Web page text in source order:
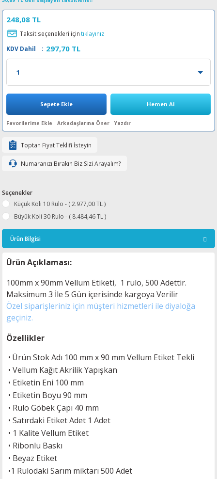
Ribon
CP
Pro
248,08 TL
Taksit seçenekleri içintıklayınız
KDV Dahil
: 297,70 TL
Sepete Ekle Hemen Al
Arkadaşlarına Öner Yazdır
Toptan Fiyat Teklifi İsteyin
Numaranızı Bırakın Biz Sizi Arayalım?
Seçenekler
Küçük Koli 10 Rulo - ( 2.977,00 TL )
Büyük Koli 30 Rulo - ( 8.484,46 TL )
Ürün Bilgisi
Ürün Açıklaması:
100mm x 90mm Vellum Etiketi, 1 rulo, 500 Adettir.
Maksimum 3 İle 5 Gün içerisinde kargoya Verilir
Özel siparişleriniz için müşteri hizmetleri ile diyaloğa
geçiniz.
Özellikler
• Ürün Stok Adı 100 mm x 90 mm Vellum Etiket Tekli
• Vellum Kağıt Akrilik Yapışkan
• Etiketin Eni 100 mm
• Etiketin Boyu 90 mm
• Rulo Göbek Çapı 40 mm
• Satırdaki Etiket Adet 1 Adet
• 1 Kalite Vellum Etiket
• Ribonlu Baskı
• Beyaz Etiket
•1 Rulodaki Sarım miktarı 500 Adet